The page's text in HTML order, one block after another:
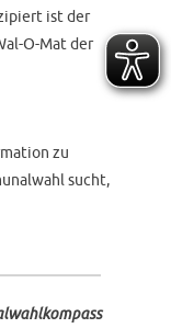
ist der
O-Mat der
zu
sucht,